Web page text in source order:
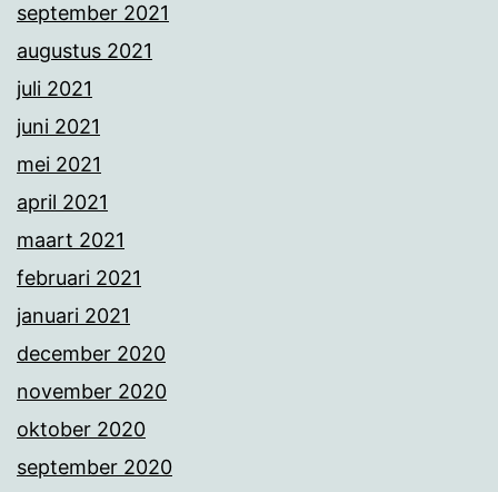
september 2021
augustus 2021
juli 2021
juni 2021
mei 2021
april 2021
maart 2021
februari 2021
januari 2021
december 2020
november 2020
oktober 2020
september 2020